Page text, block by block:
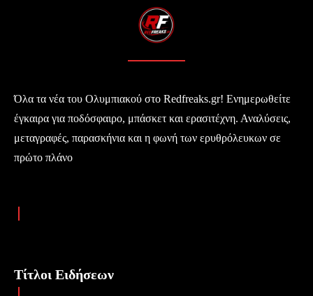
Όλα τα νέα του Ολυμπιακού στο Redfreaks.gr! Ενημερωθείτε
έγκαιρα για ποδόσφαιρο, μπάσκετ και ερασιτέχνη. Αναλύσεις,
μεταγραφές, παρασκήνια και η φωνή των ερυθρόλευκων σε
πρώτο πλάνο
Τίτλοι Ειδήσεων